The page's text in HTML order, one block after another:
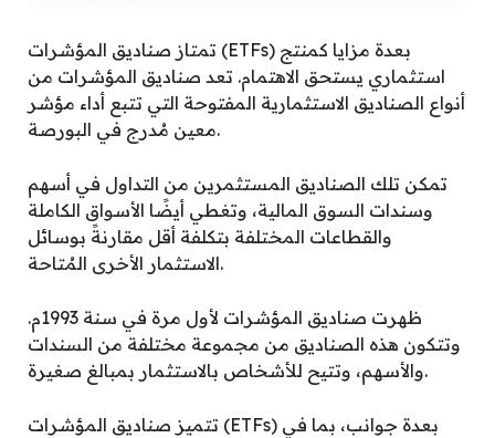
تمتاز صناديق المؤشرات (ETFs) بعدة مزايا كمنتج
استثماري يستحق الاهتمام. تعد صناديق المؤشرات من
أنواع الصناديق الاستثمارية المفتوحة التي تتبع أداء مؤشر
معين مُدرج في البورصة.
تمكن تلك الصناديق المستثمرين من التداول في أسهم
وسندات السوق المالية، وتغطي أيضًا الأسواق الكاملة
والقطاعات المختلفة بتكلفة أقل مقارنةً بوسائل
الاستثمار الأخرى المُتاحة.
ظهرت صناديق المؤشرات لأول مرة في سنة 1993م.
وتتكون هذه الصناديق من مجموعة مختلفة من السندات
والأسهم، وتتيح للأشخاص بالاستثمار بمبالغ صغيرة.
تتميز صناديق المؤشرات (ETFs) بعدة جوانب، بما في